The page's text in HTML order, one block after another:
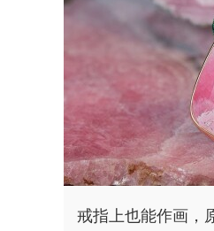
戒指上也能作画，